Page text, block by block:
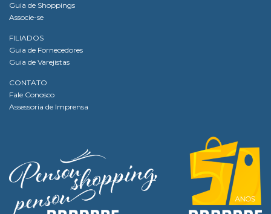
Guia de Shoppings
Associe-se
FILIADOS
Guia de Fornecedores
Guia de Varejistas
CONTATO
Fale Conosco
Assessoria de Imprensa